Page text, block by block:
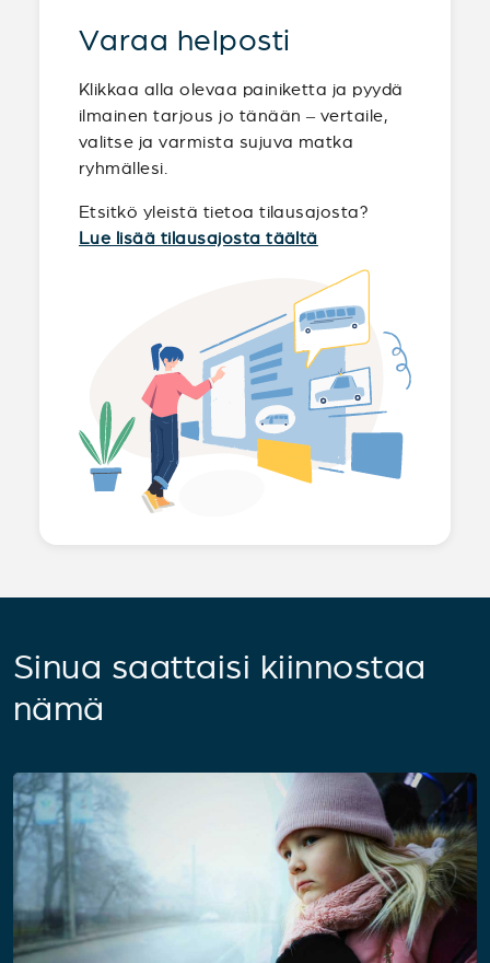
Varaa helposti
Klikkaa alla olevaa painiketta ja pyydä
ilmainen tarjous jo tänään – vertaile,
valitse ja varmista sujuva matka
ryhmällesi.
Etsitkö yleistä tietoa tilausajosta?
Lue lisää tilausajosta täältä
Sinua saattaisi kiinnostaa
nämä